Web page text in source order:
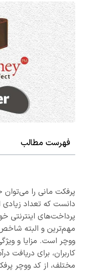
فهرست مطالب
پرفکت مانی را می‌توان
دانست که تعداد زیادی
پرداخت‌های اینترنتی
مهم‌ترین و البته
ووچر است. مزایا و
کاربران، برای دریافت
مختلف، از کد ووچر